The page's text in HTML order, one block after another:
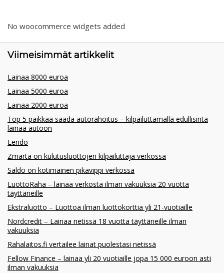
No woocommerce widgets added
Viimeisimmät artikkelit
Lainaa 8000 euroa
Lainaa 5000 euroa
Lainaa 2000 euroa
Top 5 paikkaa saada autorahoitus – kilpailuttamalla edullisinta
lainaa autoon
Lendo
Zmarta on kulutusluottojen kilpailuttaja verkossa
Saldo on kotimainen pikavippi verkossa
LuottoRaha – lainaa verkosta ilman vakuuksia 20 vuotta
täyttäneille
Ekstraluotto – Luottoa ilman luottokorttia yli 21-vuotiaille
Nordcredit – Lainaa netissä 18 vuotta täyttäneille ilman
vakuuksia
Rahalaitos.fi vertailee lainat puolestasi netissä
Fellow Finance – lainaa yli 20 vuotiaille jopa 15 000 euroon asti
ilman vakuuksia